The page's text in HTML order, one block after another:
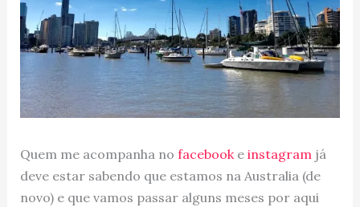
Quem me acompanha no facebooke instagramjá
deve estar sabendo que estamos na Australia (de
novo) e que vamos passar alguns meses por aqui